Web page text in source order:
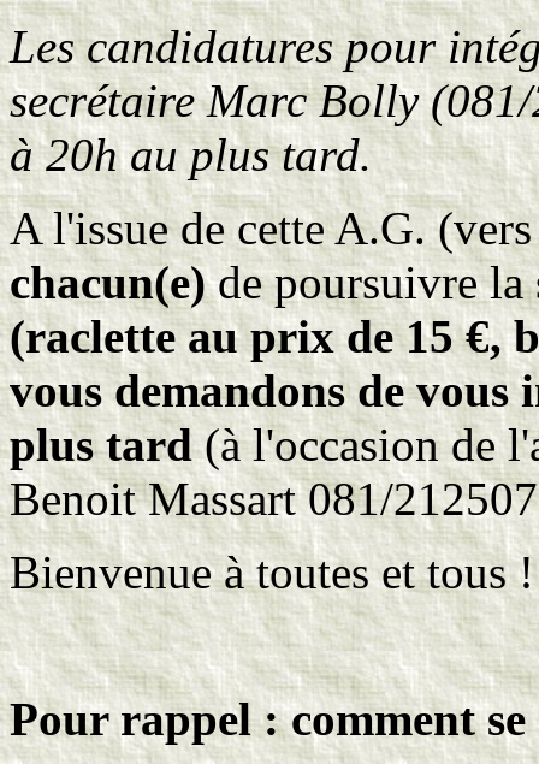
Les candidatures pour
secrétaire Marc Bolly
à 20h au plus tard.
A l'issue de cette A.G.
chacun(e)de poursuivre la
(raclette au prix de 15 €,
vous demandons de
plus tard(à l'occasion de
Benoit Massart 081/
Bienvenue à toutes et tous !
Pour rappel : comment